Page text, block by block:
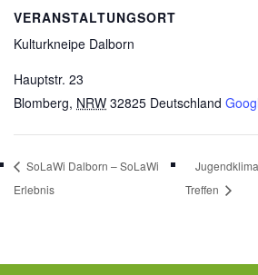
VERANSTALTUNGSORT
Kulturkneipe Dalborn
Hauptstr. 23
Blomberg, NRW 32825 Deutschland
SoLaWi Dalborn – SoLaWi
Erlebnis
Treffen